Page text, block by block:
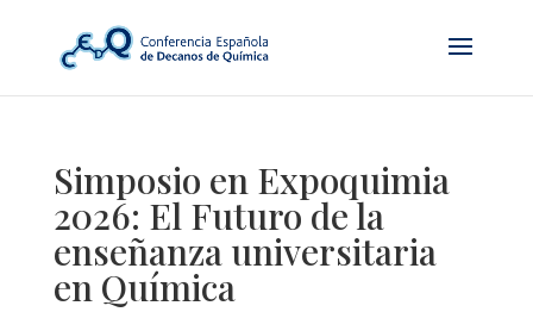
Simposio en Expoquimia
2026: El Futuro de la
enseñanza universitaria
en Química